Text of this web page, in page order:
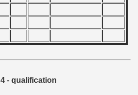
4 - qualification